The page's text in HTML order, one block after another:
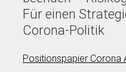
Für einen
Corona-Politik
Positionspapier Corona